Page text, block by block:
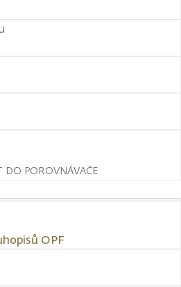
DO POROVNÁVAČE
OPF